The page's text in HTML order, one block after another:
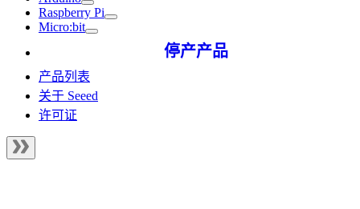
Raspberry Pi
Micro:bit
停产产品
产品列表
关于 Seeed
许可证